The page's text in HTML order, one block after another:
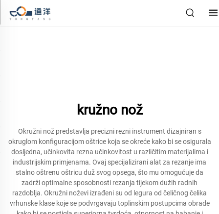
kružno nož
Okružni nož predstavlja precizni rezni instrument dizajniran s
okruglom konfiguracijom oštrice koja se okreće kako bi se osigurala
dosljedna, učinkovita rezna učinkovitost u različitim materijalima i
industrijskim primjenama. Ovaj specijalizirani alat za rezanje ima
stalno oštrenu oštricu duž svog opsega, što mu omogućuje da
zadrži optimalne sposobnosti rezanja tijekom dužih radnih
razdoblja. Okružni noževi izrađeni su od legura od čeličnog čelika
vrhunske klase koje se podvrgavaju toplinskim postupcima obrade